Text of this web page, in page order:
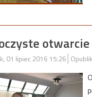
01 lipiec 2016 15:26